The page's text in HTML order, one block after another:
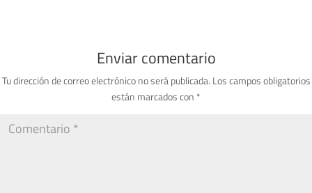
Enviar comentario
Tu dirección de correo electrónico no será publicada. Los campos obligatorios
están marcados con *